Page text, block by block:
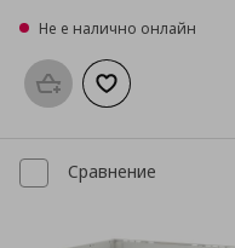
Не е налично онлайн
Προσθήκη στο καλάθι
Добави към
Сравнение